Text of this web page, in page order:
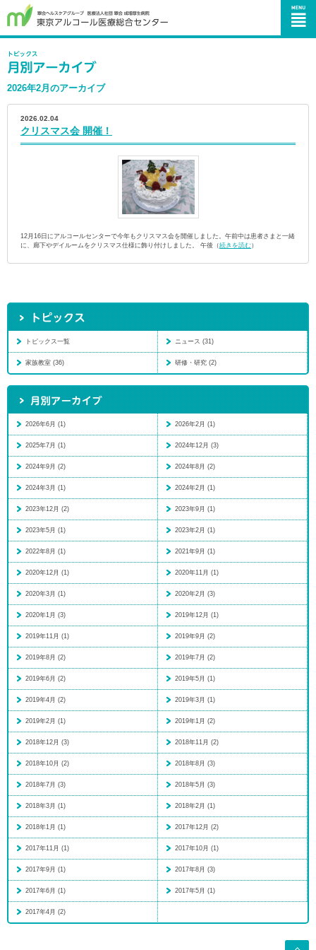
2026年2月のアーカイブ
2026.02.04
クリスマス会 開催！
12月16日にアルコールセンターで今年もクリスマス会を開催しました。午前中は患者さまと一緒
に、廊下やデイルームをクリスマス仕様に飾り付けしました。 午後（続きを読む）
トピックス一覧 ニュース (31)
家族教室 (36) 研修・研究 (2)
2026年6月 (1) 2026年2月 (1)
2025年7月 (1) 2024年12月 (3)
2024年9月 (2) 2024年8月 (2)
2024年3月 (1) 2024年2月 (1)
2023年12月 (2) 2023年9月 (1)
2023年5月 (1) 2023年2月 (1)
2022年8月 (1) 2021年9月 (1)
2020年12月 (1) 2020年11月 (1)
2020年3月 (1) 2020年2月 (3)
2020年1月 (3) 2019年12月 (1)
2019年11月 (1) 2019年9月 (2)
2019年8月 (2) 2019年7月 (2)
2019年6月 (2) 2019年5月 (1)
2019年4月 (2) 2019年3月 (1)
2019年2月 (1) 2019年1月 (2)
2018年12月 (3) 2018年11月 (2)
2018年10月 (2) 2018年8月 (3)
2018年7月 (3) 2018年5月 (3)
2018年3月 (1) 2018年2月 (1)
2018年1月 (1) 2017年12月 (2)
2017年11月 (1) 2017年10月 (1)
2017年9月 (1) 2017年8月 (3)
2017年6月 (1) 2017年5月 (1)
2017年4月 (2)